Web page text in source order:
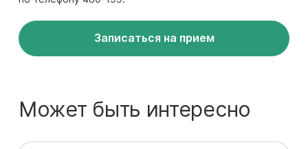
Записаться на прием
Может быть интересно